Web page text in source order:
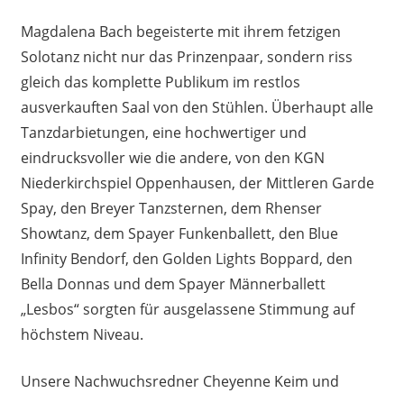
Magdalena Bach begeisterte mit ihrem fetzigen
Solotanz nicht nur das Prinzenpaar, sondern riss
gleich das komplette Publikum im restlos
ausverkauften Saal von den Stühlen. Überhaupt alle
Tanzdarbietungen, eine hochwertiger und
eindrucksvoller wie die andere, von den KGN
Niederkirchspiel Oppenhausen, der Mittleren Garde
Spay, den Breyer Tanzsternen, dem Rhenser
Showtanz, dem Spayer Funkenballett, den Blue
Infinity Bendorf, den Golden Lights Boppard, den
Bella Donnas und dem Spayer Männerballett
„Lesbos“ sorgten für ausgelassene Stimmung auf
höchstem Niveau.
Unsere Nachwuchsredner Cheyenne Keim und